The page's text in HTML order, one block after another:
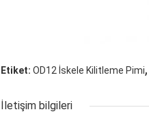
Etiket: OD12 İskele Kilitleme Pimi,
İletişim bilgileri